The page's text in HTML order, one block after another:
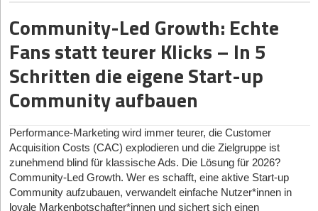
Vorteile der Onlineterminbuchung
Das ist auf den ersten Blick schon einmal ziemlich praktisch. Doch
solche Tools bieten noch weitere Vorteile:
Rund um die Uhr erreichbar
Für manche Kunden kann es aufgrund beruflicher oder privater
zu vereinbaren. Schließlich stehen sich Öffnungs- und
Arbeitszeiten oftmals im Weg. Durch den Online-Service sind
Terminbuchungen aber jederzeit möglich – 24 Stunden am Tag,
sieben Tage die Woche.
Praktische Erinnerungsfunktion
Community-Led Growth: Echte
Fans statt teurer Klicks – In 5
Schritten die eigene Start-up
Community aufbauen
Performance-Marketing wird immer teurer, die Customer
Acquisition Costs (CAC) explodieren und die Zielgruppe ist
zunehmend blind für klassische Ads. Die Lösung für 2026?
Community-Led Growth. Wer es schafft, eine aktive Start-up
Community aufzubauen, verwandelt einfache Nutzer*innen in
loyale Markenbotschafter*innen und sichert sich einen